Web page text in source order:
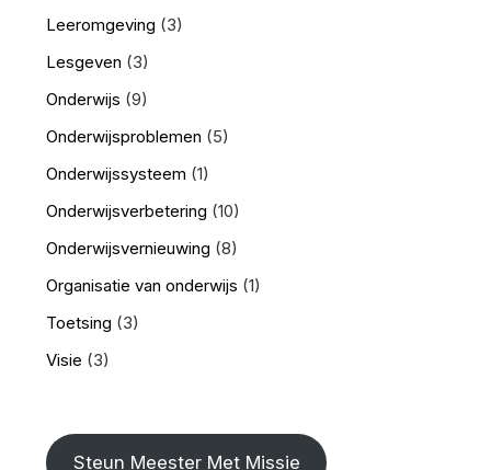
Leeromgeving (3)
Lesgeven (3)
Onderwijs (9)
Onderwijsproblemen (5)
Onderwijssysteem (1)
Onderwijsverbetering (10)
Onderwijsvernieuwing (8)
Organisatie van onderwijs (1)
Toetsing (3)
Visie (3)
Steun Meester Met Missie